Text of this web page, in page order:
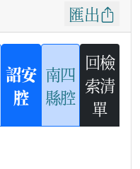
匯出
詔安
腔
南四
縣腔
回檢
索清
單